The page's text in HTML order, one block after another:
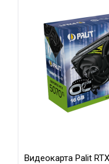
Видеокарта Palit